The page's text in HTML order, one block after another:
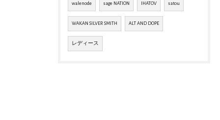
walenode sage NATION IHATOV satou
WAKAN SILVER SMITH ALT AND DOPE
レディース